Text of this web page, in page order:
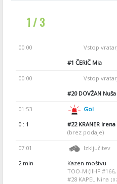
1 / 3
00:00 Vstop
#1 ČERIČ Mia
00:00 Vstop
#20DOVŽAN Nuša
01:53 Gol
0 : 1
#22KRANER Irena
(brez podaje)
07:01 Izključitev
2 min
Kazen moštvu
TOO-M (IIHF
#28 KAPEL Nina [